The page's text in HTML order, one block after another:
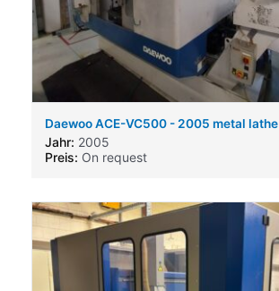
Daewoo ACE-VC500 - 2005 metal lathe
Jahr: 2005
Preis: On request